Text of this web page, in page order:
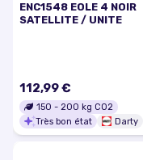
ENC1548 EOLE 4 NOIR
SATELLITE / UNITE
112,99 €
150 - 200 kg CO2
Très bon état
Darty